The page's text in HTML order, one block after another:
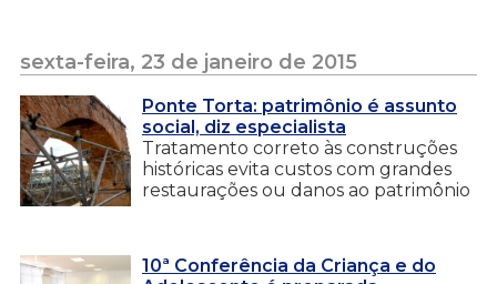
sexta-feira, 23 de janeiro de 2015
Ponte Torta: patrimônio é assunto
social, diz especialista
Tratamento correto às construções
históricas evita custos com grandes
restaurações ou danos ao patrimônio
10ª Conferência da Criança e do